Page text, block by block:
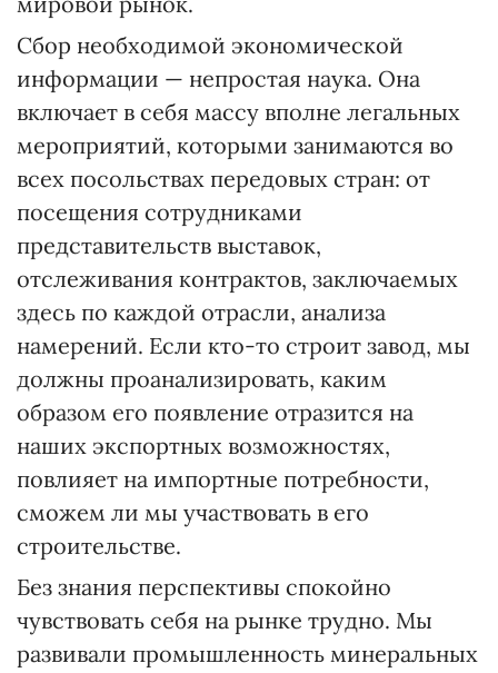
Сбор необходимой экономической
информации — непростая наука. Она
включает в себя массу вполне легальных
мероприятий, которыми занимаются во
всех посольствах передовых стран: от
посещения сотрудниками
представительств выставок,
отслеживания контрактов, заключаемых
здесь по каждой отрасли, анализа
намерений. Если кто-то строит завод, мы
должны проанализировать, каким
образом его появление отразится на
наших экспортных возможностях,
повлияет на импортные потребности,
сможем ли мы участвовать в его
строительстве.
Без знания перспективы спокойно
чувствовать себя на рынке трудно. Мы
развивали промышленность минеральных